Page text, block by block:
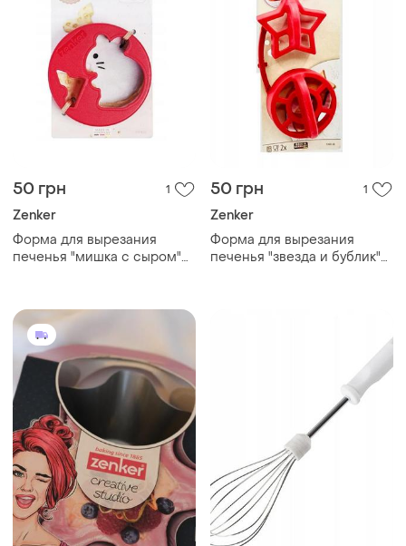
50 грн 1
Zenker
Форма для вырезания
печенья "мишка с сыром"
50 грн 1
Zenker
Форма для вырезания
печенья "звезда и бублик"